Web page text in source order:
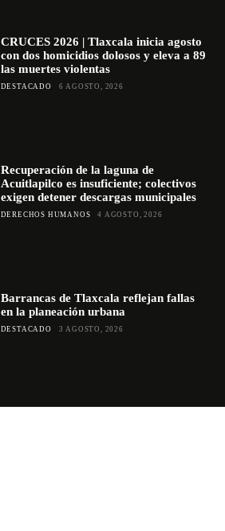
CRUCES 2026 | Tlaxcala inicia agosto
con dos homicidios dolosos y eleva a 89
las muertes violentas
DESTACADO 6 AGOSTO, 2026
Recuperación de la laguna de
Acuitlapilco es insuficiente; colectivos
exigen detener descargas municipales
DERECHOS HUMANOS 4 AGOSTO, 2026
Barrancas de Tlaxcala reflejan fallas
en la planeación urbana
DESTACADO 3 AGOSTO, 2026